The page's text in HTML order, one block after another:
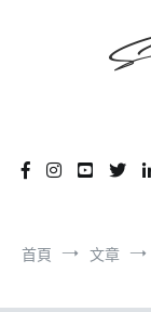
首頁 文章